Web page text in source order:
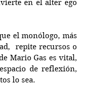
en el alter ego
el monólogo, más
repite recursos o
Mario Gas es vital,
de reflexión,
lo sea.